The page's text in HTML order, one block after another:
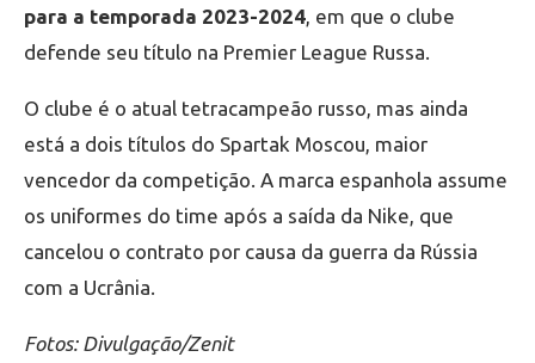
para a temporada 2023-2024, em que o clube
defende seu título na Premier League Russa.
O clube é o atual tetracampeão russo, mas ainda
está a dois títulos do Spartak Moscou, maior
vencedor da competição. A marca espanhola assume
os uniformes do time após a saída da Nike, que
cancelou o contrato por causa da guerra da Rússia
com a Ucrânia.
Fotos: Divulgação/Zenit